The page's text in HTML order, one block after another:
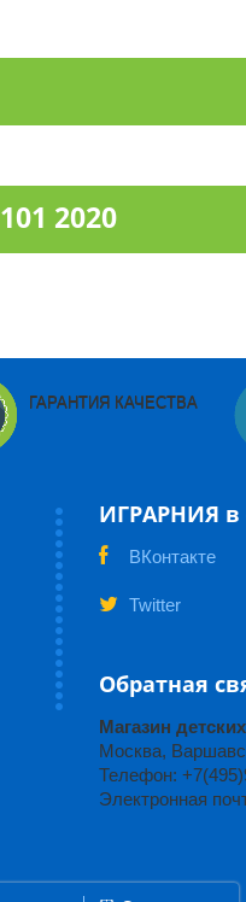
2020
ГАРАНТИЯ КАЧЕСТВА
ИГРАРНИЯ в
ВКонтакте
Twitter
Обратная
Магазин
Москва,
Телефон:
Электронная